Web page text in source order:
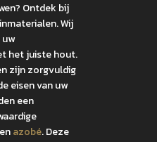
Ontdek bij
Wij
het juiste hout.
zijn zorgvuldig
eisen van uw
een
azobé. Deze